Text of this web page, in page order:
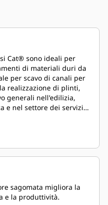
Cat® sono ideali per
di materiali duri da
per scavo di canali per
realizzazione di plinti,
generali nell'edilizia,
e nel settore dei servizi
sagomata migliora la
e la produttività.